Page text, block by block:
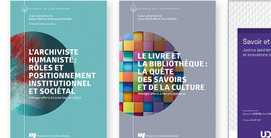
La bibliothèque
Le travail de
CHAPTRE 2 – Mary
Mary S. Saxe